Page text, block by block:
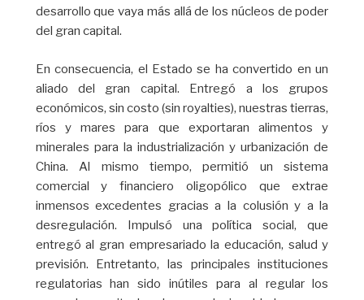
desarrollo que vaya más allá de los núcleos de poder
del gran capital.
En consecuencia, el Estado se ha convertido en un
aliado del gran capital. Entregó a los grupos
económicos, sin costo (sin royalties), nuestras tierras,
ríos y mares para que exportaran alimentos y
minerales para la industrialización y urbanización de
China. Al mismo tiempo, permitió un sistema
comercial y financiero oligopólico que extrae
inmensos excedentes gracias a la colusión y a la
desregulación. Impulsó una política social, que
entregó al gran empresariado la educación, salud y
previsión. Entretanto, las principales instituciones
regulatorias han sido inútiles para al regular los